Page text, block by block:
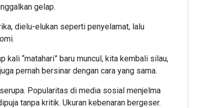
gelap.
dielu-elukan seperti penyelamat, lalu
kali “matahari” baru muncul, kita kembali silau,
pernah bersinar dengan cara yang sama.
Popularitas di media sosial menjelma
tanpa kritik. Ukuran kebenaran bergeser.